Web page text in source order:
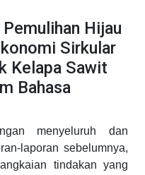
Hijau
Sirkular
Kelapa Sawit
Bahasa
menyeluruh dan
laporan sebelumnya,
tindakan yang